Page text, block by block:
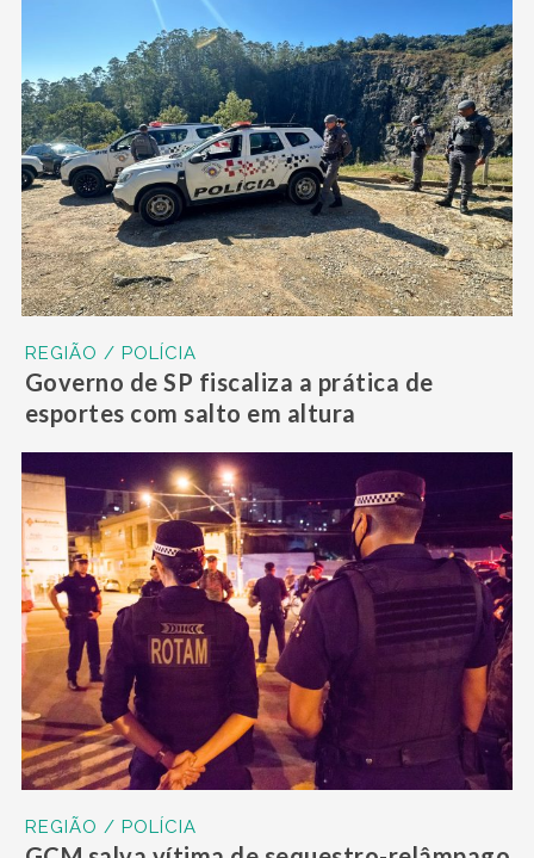
REGIÃO / POLÍCIA
Governo de SP fiscaliza a prática de
esportes com salto em altura
REGIÃO / POLÍCIA